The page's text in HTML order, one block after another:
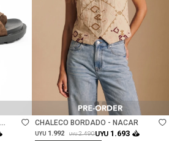
Talle
CHALECO BORDADO - NACAR
UYU 1.992 UYU 2.490UYU 1.693